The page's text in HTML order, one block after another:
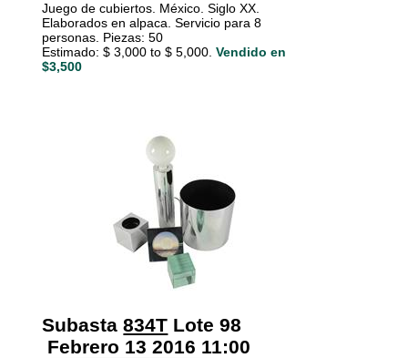
Juego de cubiertos. México. Siglo XX.
Elaborados en alpaca. Servicio para 8
personas. Piezas: 50
Estimado: $ 3,000 to $ 5,000. Vendido en
$3,500
Subasta 834T Lote 98
Febrero 13 2016 11:00